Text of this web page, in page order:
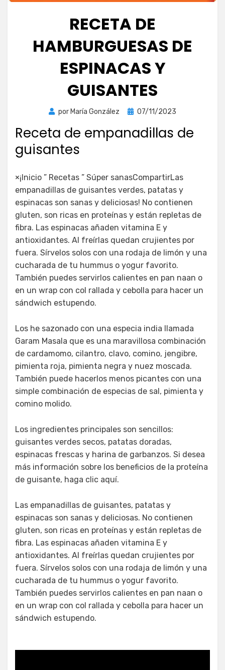
RECETA DE
HAMBURGUESAS DE
ESPINACAS Y
GUISANTES
por María González
Publicada
07/11/2023
Receta de empanadillas de
guisantes
×¡Inicio ” Recetas ” Súper sanasCompartirLas
empanadillas de guisantes verdes, patatas y
espinacas son sanas y deliciosas! No contienen
gluten, son ricas en proteínas y están repletas de
fibra. Las espinacas añaden vitamina E y
antioxidantes. Al freírlas quedan crujientes por
fuera. Sírvelos solos con una rodaja de limón y una
cucharada de tu hummus o yogur favorito.
También puedes servirlos calientes en pan naan o
en un wrap con col rallada y cebolla para hacer un
sándwich estupendo.
Los he sazonado con una especia india llamada
Garam Masala que es una maravillosa combinación
de cardamomo, cilantro, clavo, comino, jengibre,
pimienta roja, pimienta negra y nuez moscada.
También puede hacerlos menos picantes con una
simple combinación de especias de sal, pimienta y
comino molido.
Los ingredientes principales son sencillos:
guisantes verdes secos, patatas doradas,
espinacas frescas y harina de garbanzos. Si desea
más información sobre los beneficios de la proteína
de guisante, haga clic aquí.
Las empanadillas de guisantes, patatas y
espinacas son sanas y deliciosas. No contienen
gluten, son ricas en proteínas y están repletas de
fibra. Las espinacas añaden vitamina E y
antioxidantes. Al freírlas quedan crujientes por
fuera. Sírvelos solos con una rodaja de limón y una
cucharada de tu hummus o yogur favorito.
También puedes servirlos calientes en pan naan o
en un wrap con col rallada y cebolla para hacer un
sándwich estupendo.